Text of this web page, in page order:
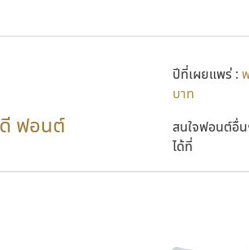
ปีที่เผยแพร่ :
บาท
ฟอนต์
สนใจฟอนต์อื่
ได้ที่